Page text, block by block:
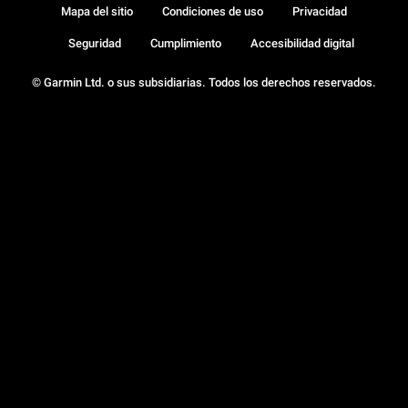
© Garmin Ltd. o sus subsidiarias. Todos los derechos reservados.
Mapa del sitio Condiciones de uso Privacidad
Seguridad Cumplimiento Accesibilidad digital